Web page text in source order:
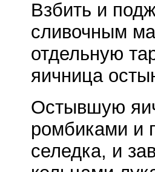
Взбить и
сливочным
отдельную
яичница
Остывшую
ромбиками и
селедка, и